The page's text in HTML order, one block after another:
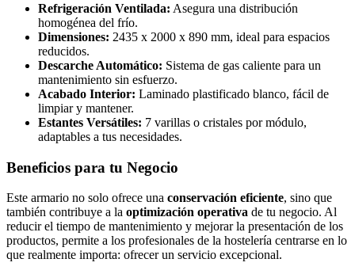
Refrigeración Ventilada: Asegura una distribución
homogénea del frío.
Dimensiones: 2435 x 2000 x 890 mm, ideal para espacios
reducidos.
Descarche Automático: Sistema de gas caliente para un
mantenimiento sin esfuerzo.
Acabado Interior: Laminado plastificado blanco, fácil de
limpiar y mantener.
Estantes Versátiles: 7 varillas o cristales por módulo,
adaptables a tus necesidades.
Beneficios para tu Negocio
Este armario no solo ofrece una conservación eficiente, sino que
también contribuye a la optimización operativa de tu negocio. Al
reducir el tiempo de mantenimiento y mejorar la presentación de los
productos, permite a los profesionales de la hostelería centrarse en lo
que realmente importa: ofrecer un servicio excepcional.